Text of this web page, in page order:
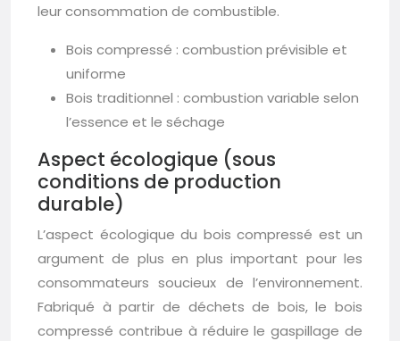
leur consommation de combustible.
Bois compressé : combustion prévisible et
uniforme
Bois traditionnel : combustion variable selon
l’essence et le séchage
Aspect écologique (sous
conditions de production
durable)
L’aspect écologique du bois compressé est un
argument de plus en plus important pour les
consommateurs soucieux de l’environnement.
Fabriqué à partir de déchets de bois, le bois
compressé contribue à réduire le gaspillage de